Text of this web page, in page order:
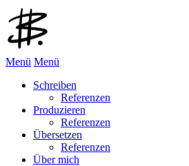
Menü Menü
Schreiben
Referenzen
Produzieren
Referenzen
Übersetzen
Referenzen
Über mich